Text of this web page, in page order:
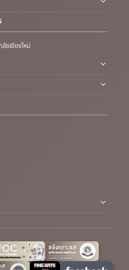
ยเชียงใหม่